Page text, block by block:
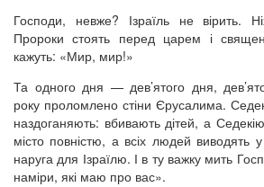
Господи, невже? Ізраїль не вірить.
Пророки стоять перед царем і
кажуть: «Мир, мир!»
Та одного дня — дев’ятого дня,
року проломлено стіни Єрусалима.
наздоганяють: вбивають дітей, а
місто повністю, а всіх людей виводять
наруга для Ізраїлю. І в ту важку мить
наміри, які маю про вас».